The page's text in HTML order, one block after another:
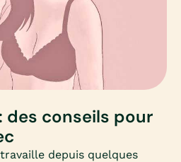
il est possible de
: un changement de régime
un changement
rythmes de miction, et
être prescrits pour
fait le point.
des conseils pour
depuis quelques